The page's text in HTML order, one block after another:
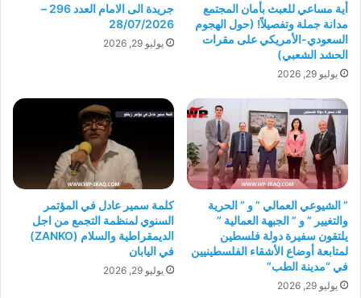
أية مساعي للعبث بأمان المجتمع
مدانة جملة وتفصيلاً! (حول الهجوم
السعودي-الأمريكي على مقرات
الحشد الشعبي)
يوليو 29, 2026
جريدة الى الامام العدد 296 –
28/07/2026
يوليو 29, 2026
” الشيوعي العمالي ” و ” الحرية
والتغيير ” و ” الجبهة العمالية ”
يلتقون سفيرة دولة فلسطين
لمتابعة أوضاع الأشقاء الفلسطينيين
في “مدينة الطب”
يوليو 29, 2026
كلمة سمير عادل في المؤتمر
السنوي لمنظمة التجمع من اجل
الديمقراطية والسلام (ZANKO)
في اليابان
يوليو 29, 2026